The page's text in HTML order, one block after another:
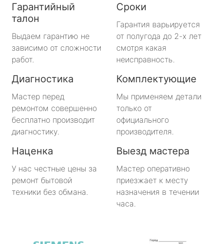
Гарантийный
талон
Выдаем гарантию не
зависимо от сложности
работ.
Сроки
Гарантия варьируется
от полугода до 2-х лет
смотря какая
неисправность.
Диагностика
Мастер перед
ремонтом совершенно
бесплатно производит
диагностику.
Комплектующие
Мы применяем детали
только от
официального
производителя.
Наценка
У нас честные цены за
ремонт бытовой
техники без обмана.
Выезд мастера
Мастер оперативно
приезжает к месту
назначения в течении
часа.